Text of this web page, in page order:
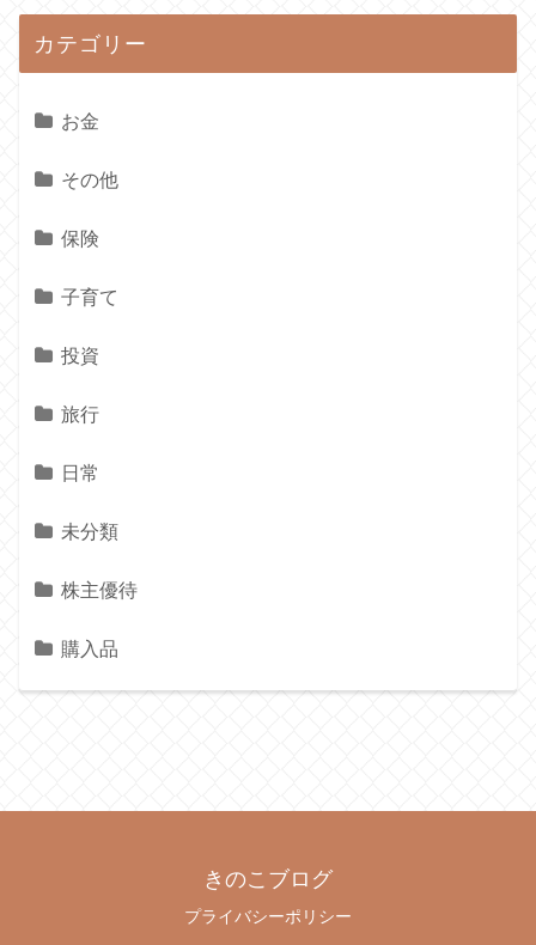
カテゴリー
お金
その他
保険
子育て
投資
旅行
日常
未分類
株主優待
購入品
きのこブログ
プライバシーポリシー